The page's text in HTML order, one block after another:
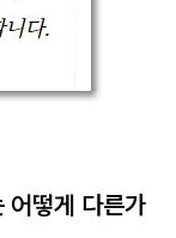
어떻게 다른가